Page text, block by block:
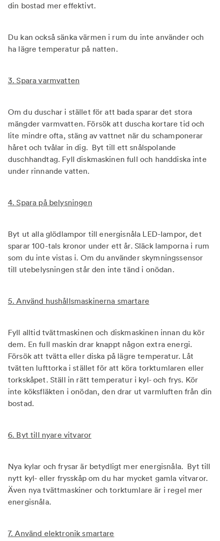
din bostad mer effektivt.
Du kan också sänka värmen i rum du inte använder och
ha lägre temperatur på natten.
3. Spara varmvatten
Om du duschar i stället för att bada sparar det stora
mängder varmvatten. Försök att duscha kortare tid och
lite mindre ofta, stäng av vattnet när du schamponerar
håret och tvålar in dig. Byt till ett snålspolande
duschhandtag. Fyll diskmaskinen full och handdiska inte
under rinnande vatten.
4. Spara på belysningen
Byt ut alla glödlampor till energisnåla LED-lampor, det
sparar 100-tals kronor under ett år. Släck lamporna i rum
som du inte vistas i. Om du använder skymningssensor
till utebelysningen står den inte tänd i onödan.
5. Använd hushållsmaskinerna smartare
Fyll alltid tvättmaskinen och diskmaskinen innan du kör
dem. En full maskin drar knappt någon extra energi.
Försök att tvätta eller diska på lägre temperatur. Låt
tvätten lufttorka i stället för att köra torktumlaren eller
torkskåpet. Ställ in rätt temperatur i kyl- och frys. Kör
inte köksfläkten i onödan, den drar ut varmluften från din
bostad.
6. Byt till nyare vitvaror
Nya kylar och frysar är betydligt mer energisnåla. Byt till
nytt kyl- eller frysskåp om du har mycket gamla vitvaror.
Även nya tvättmaskiner och torktumlare är i regel mer
energisnåla.
7. Använd elektronik smartare